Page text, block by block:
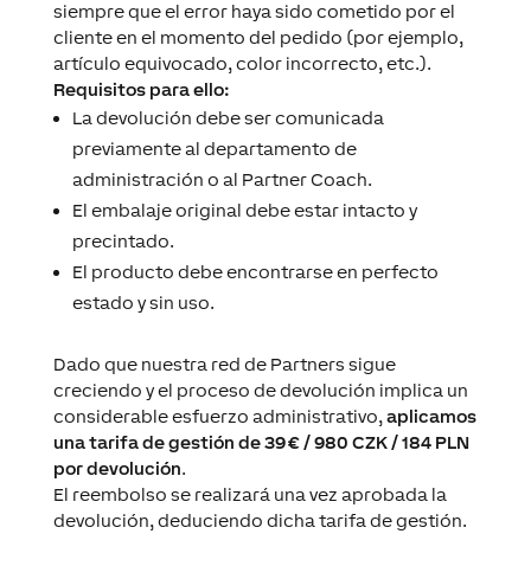
siempre que el error haya sido cometido por el
cliente en el momento del pedido (por ejemplo,
artículo equivocado, color incorrecto, etc.).
Requisitos para ello:
La devolución debe ser comunicada
previamente al departamento de
administración o al Partner Coach.
El embalaje original debe estar intacto y
precintado.
El producto debe encontrarse en perfecto
estado y sin uso.
Dado que nuestra red de Partners sigue
creciendo y el proceso de devolución implica un
considerable esfuerzo administrativo, aplicamos
una tarifa de gestión de 39 € / 980 CZK / 184 PLN
por devolución.
El reembolso se realizará una vez aprobada la
devolución, deduciendo dicha tarifa de gestión.